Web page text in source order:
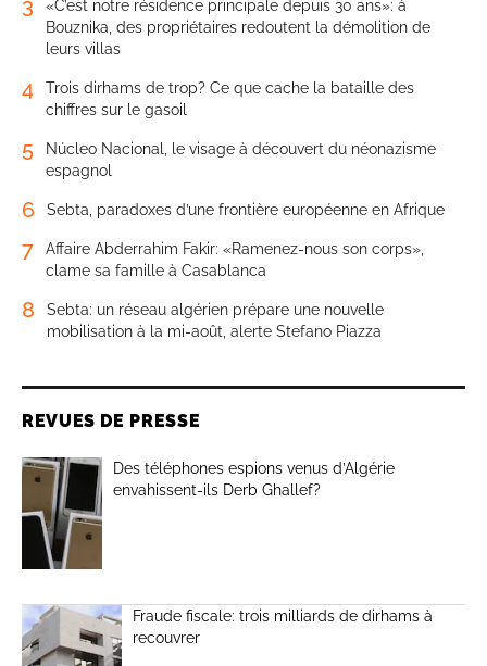
«C’est notre résidence principale depuis 30 ans»: à
Bouznika, des propriétaires redoutent la démolition de
leurs villas
4
Trois dirhams de trop? Ce que cache la bataille des
chiffres sur le gasoil
5
Núcleo Nacional, le visage à découvert du néonazisme
espagnol
6 Sebta, paradoxes d’une frontière européenne en Afrique
7
Affaire Abderrahim Fakir: «Ramenez-nous son corps»,
clame sa famille à Casablanca
8
Sebta: un réseau algérien prépare une nouvelle
mobilisation à la mi-août, alerte Stefano Piazza
REVUES DE PRESSE
Des téléphones espions venus d’Algérie
envahissent-ils Derb Ghallef?
Fraude fiscale: trois milliards de dirhams à
recouvrer